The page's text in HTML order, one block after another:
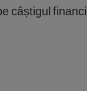
câștigul